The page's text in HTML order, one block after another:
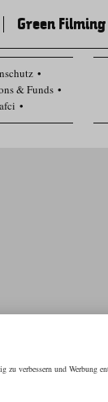
Green Filming
& Funds
afci